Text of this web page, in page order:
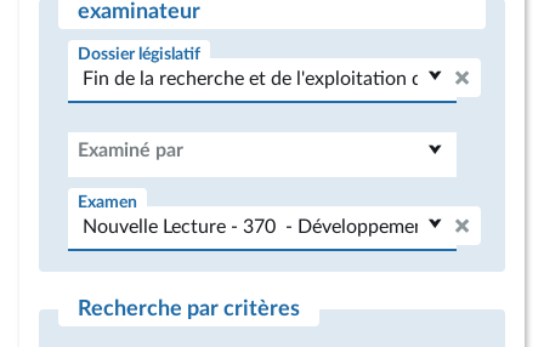
examinateur
Dossier législatif
Examiné par
Examen
Recherche par critères